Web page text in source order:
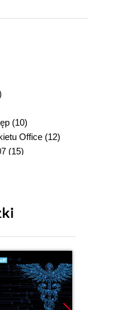
(10)
Office (12)
(15)
(16)
(20)
(21)
(25)
(26)
(27)